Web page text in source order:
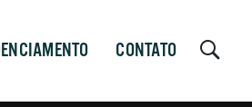
CONTATO